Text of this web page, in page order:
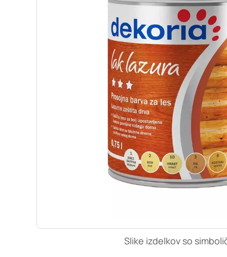
Slike izdelkov so
Obvezni piškotki
Ti piškotki so nujni
so nastavljeni samo
zasebnosti, prijava
vas opozori na njih.
Piškotki za
S temi piškotki
našega spletnega
opazujemo, kako se
anonimni. Če
Piškotki za ciljno
Te piškotke